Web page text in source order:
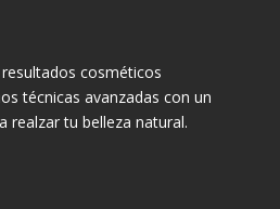
cosméticos
técnicas avanzadas con un
realzar tu belleza natural.